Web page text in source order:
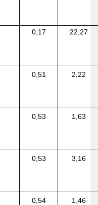
0,17 22,27
0,51 2,22
0,53 1,63
0,53 3,16
0,54 1,46